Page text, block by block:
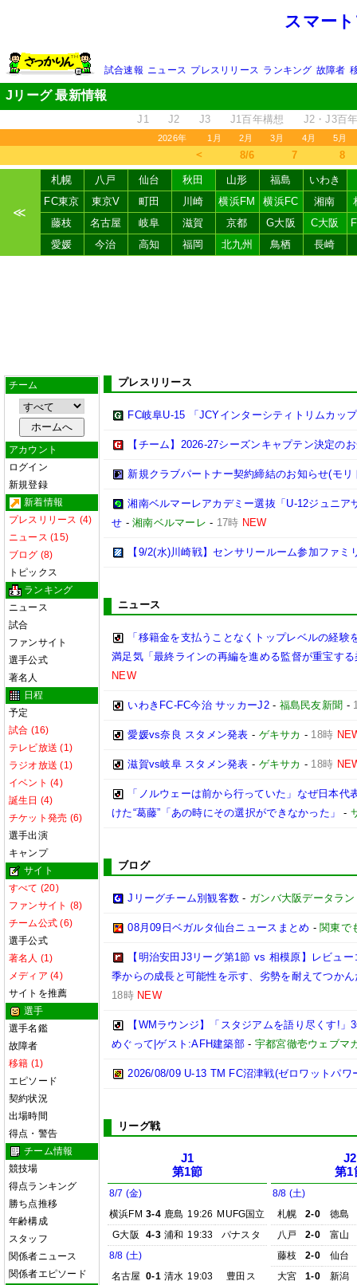
スマー
試合速報 ニュース プレスリリース ランキング 故障者
Jリーグ 最新情報
J1 J2 J3 J1百年構想 J2・J3百
2026年 1月 2月 3月 4月 5月
＜ 8/6 7 8
≪
札幌 八戸 仙台 秋田 山形 福島
いわき
FC東京
東京V 町田 川崎 横浜FM 横浜FC 湘南
藤枝
名古屋 岐阜 滋賀 京都 G大阪 C大阪
愛媛
今治 高知 福岡 北九州 鳥栖 長崎
チーム
アカウント
ログイン
新規登録
新着情報
プレスリリース (4)
ニュース (15)
ブログ (8)
トピックス
ランキング
ニュース
試合
ファンサイト
選手公式
著名人
日程
予定
試合 (16)
テレビ放送 (1)
ラジオ放送 (1)
イベント (4)
誕生日 (4)
チケット発売 (6)
選手出演
キャンプ
サイト
すべて (20)
ファンサイト (8)
チーム公式 (6)
選手公式
著名人 (1)
メディア (4)
サイトを推薦
選手
選手名鑑
故障者
移籍 (1)
エピソード
契約状況
出場時間
得点・警告
チーム情報
競技場
得点ランキング
勝ち点推移
年齢構成
スタッフ
関係者ニュース
関係者エピソード
プレスリリース
FC岐阜U-15 「JCYインターシティトリムカッ
【チーム】2026-27シーズンキャプテン決定の
新規クラブパートナー契約締結のお知らせ(モ
湘南ベルマーレアカデミー選抜「U-12ジュニ
せ -湘南ベルマーレ - 17時 NEW
【9/2(水)川崎戦】センサリールーム参加ファミ
ニュース
「移籍金を支払うことなくトップレベルの経
満足気「最終ラインの再編を進める監督が重宝す
NEW
いわきFC-FC今治 サッカーJ2- 福島民友新聞 -
愛媛vs奈良 スタメン発表 - ゲキサカ - 18時
滋賀vs岐阜 スタメン発表 - ゲキサカ - 18時
「ノルウェーは前から行っていた」なぜ日本
けた“葛藤”「あの時にその選択ができなかった」
-
ブログ
Jリーグチーム別観客数 - ガンバ大阪データラ
08月09日ベガルタ仙台ニュースまとめ - 関東で
【明治安田J3リーグ第1節 vs 相模原】レビュ
季からの成長と可能性を示す、劣勢を耐えてつか
18時 NEW
【WMラウンジ】「スタジアムを語り尽くす!
めぐって|ゲスト:AFH建築部 - 宇都宮徹壱ウェブマ
2026/08/09 U-13 TM FC沼津戦(ゼロワットパワ
リーグ戦
J1
第1節
8/7 (金)
横浜FM 3-4 鹿島 19:26 MUFG国立
G大阪
4-3 浦和 19:33
パナスタ
8/8 (土)
名古屋 0-1 清水 19:03
豊田ス
J2
第1
8/8 (土)
札幌
2-0
徳島
八戸
2-0
富山
藤枝
2-0
仙台
大宮
1-0
新潟